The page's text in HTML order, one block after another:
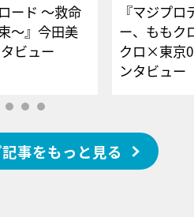
ード ～救命
～』今田美
タビュー
『マジプロ
ー、ももク
クロ×東京
ンタビュー
事をもっと見る